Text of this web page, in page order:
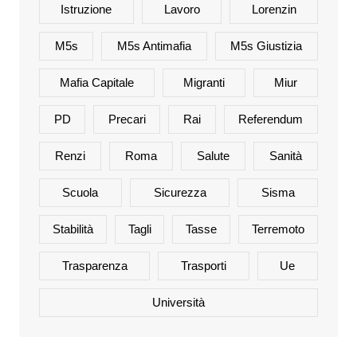
Istruzione Lavoro Lorenzin
M5s M5s Antimafia M5s Giustizia
Mafia Capitale Migranti Miur
PD Precari Rai Referendum
Renzi Roma Salute Sanità
Scuola Sicurezza Sisma
Stabilità Tagli Tasse Terremoto
Trasparenza Trasporti Ue
Università